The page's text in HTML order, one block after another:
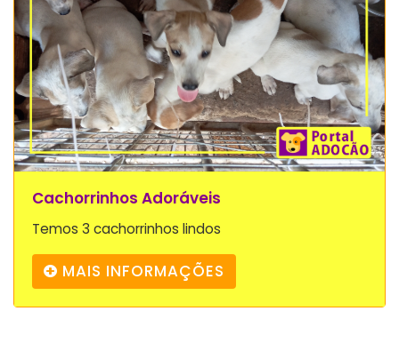
Cachorrinhos Adoráveis
Temos 3 cachorrinhos lindos
MAIS INFORMAÇÕES